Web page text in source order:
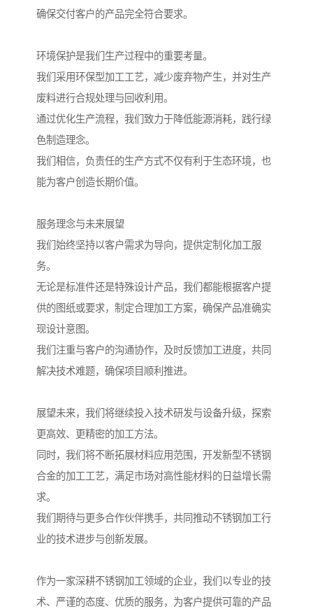
确保交付客户的产品完全符合要求。
环境保护是我们生产过程中的重要考量。
我们采用环保型加工工艺，减少废弃物产生，并对生产
废料进行合规处理与回收利用。
通过优化生产流程，我们致力于降低能源消耗，践行绿
色制造理念。
我们相信，负责任的生产方式不仅有利于生态环境，也
能为客户创造长期价值。
服务理念与未来展望
我们始终坚持以客户需求为导向，提供定制化加工服
务。
无论是标准件还是特殊设计产品，我们都能根据客户提
供的图纸或要求，制定合理加工方案，确保产品准确实
现设计意图。
我们注重与客户的沟通协作，及时反馈加工进度，共同
解决技术难题，确保项目顺利推进。
展望未来，我们将继续投入技术研发与设备升级，探索
更高效、更精密的加工方法。
同时，我们将不断拓展材料应用范围，开发新型不锈钢
合金的加工工艺，满足市场对高性能材料的日益增长需
求。
我们期待与更多合作伙伴携手，共同推动不锈钢加工行
业的技术进步与创新发展。
作为一家深耕不锈钢加工领域的企业，我们以专业的技
术、严谨的态度、优质的服务，为客户提供可靠的产品